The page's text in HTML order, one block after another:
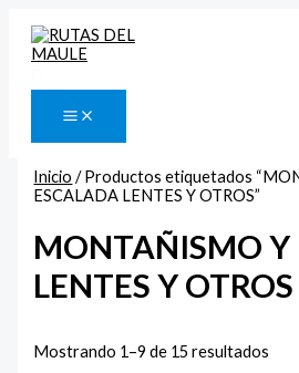
contenido
o
m
á
x
i
Inicio / Productos etiquetados
ESCALADA LENTES Y OTROS”
MONTAÑISMO Y
LENTES Y OTROS
Mostrando 1–9 de 15 resultados